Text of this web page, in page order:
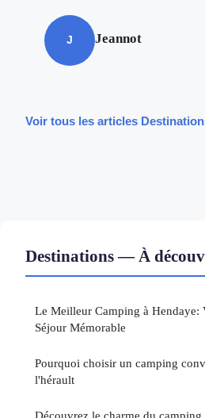
J Jeannot
Voir tous les articles
Destinations — À
Le Meilleur Camping à Hendaye:
Séjour Mémorable
Pourquoi choisir un camping
l'hérault
Découvrez le charme du